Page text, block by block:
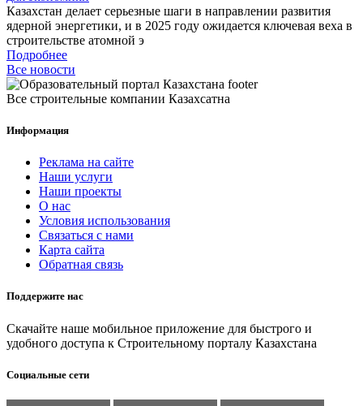
Казахстан делает серьезные шаги в направлении развития
ядерной энергетики, и в 2025 году ожидается ключевая веха в
строительстве атомной э
Подробнее
Все новости
Все строительные компании Казахсатна
Информация
Реклама на сайте
Наши услуги
Наши проекты
О нас
Условия использования
Связаться с нами
Карта сайта
Обратная связь
Поддержите нас
Скачайте наше мобильное приложение для быстрого и
удобного доступа к Строительному порталу Казахстана
Социальные сети